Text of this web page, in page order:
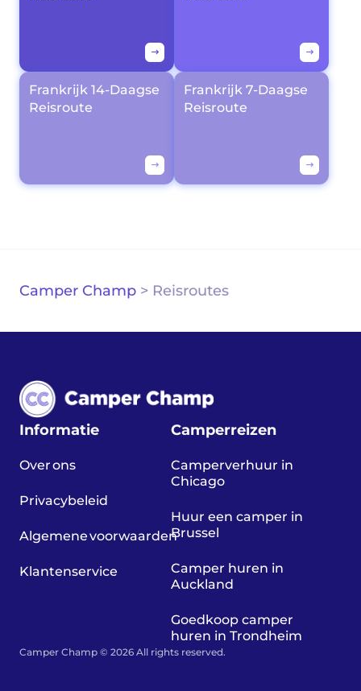
Frankrijk 14-Daagse
Reisroute
Frankrijk 7-Daagse
Reisroute
Camper Champ > Reisroutes
Informatie
Over ons
Privacybeleid
Algemene voorwaarden
Klantenservice
Camperreizen
Camperverhuur in
Chicago
Huur een camper in
Brussel
Camper huren in
Auckland
Goedkoop camper
huren in Trondheim
Camper Champ © 2026 All rights reserved.